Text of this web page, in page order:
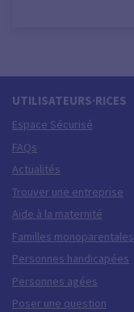
UTILISATEURS·RICES
Espace Sécurisé
FAQs
Actualités
Trouver une entreprise
Aide à la maternité
Familles monoparentales
Personnes handicapées
Personnes agées
Poser une question